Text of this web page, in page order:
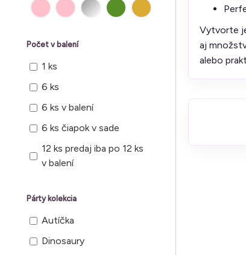
Počet v balení
1 ks
6 ks
6 ks v balení
6 ks čiapok v sade
12 ks predaj iba po 12 ks
v balení
Párty kolekcia
Autíčka
Dinosaury
Vytvorte
aj
alebo